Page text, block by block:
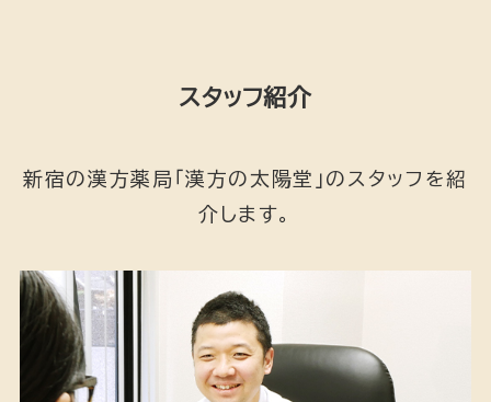
スタッフ紹介
新宿の漢方薬局「漢方の太陽堂」のスタッフを紹
介します。